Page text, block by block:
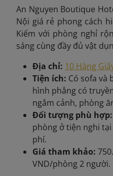
An Nguyen Boutique
Nội giá rẻ phong cách
Kiếm với phòng nghỉ
sáng cùng đầy đủ vật
Địa chỉ: 10 Hàng
Tiện ích: Có sofa và
hình phẳng có
ngắm cảnh, phòng
Đối tượng phù hợp:
phòng ở tiện nghi
phí.
Giá tham khảo:
VND/phòng 2 người.